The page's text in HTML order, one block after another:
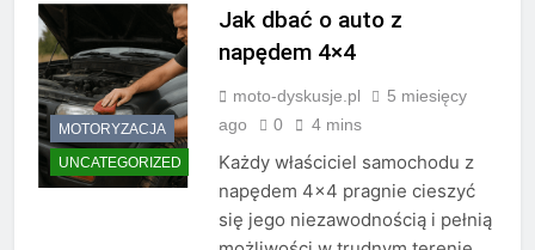
MOTORYZACJA
UNCATEGORIZED
Jak dbać o auto z
napędem 4×4
moto-dyskusje.pl
5 miesięcy
ago
0 4 mins
Każdy właściciel samochodu z
napędem 4×4 pragnie cieszyć
się jego niezawodnością i pełnią